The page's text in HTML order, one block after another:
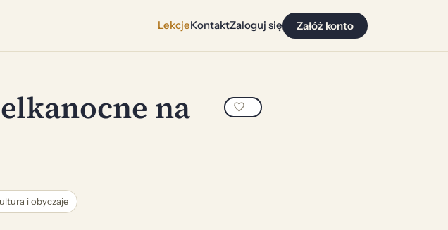
LekcjeKontaktZaloguj się Załóż konto
na
i obyczaje